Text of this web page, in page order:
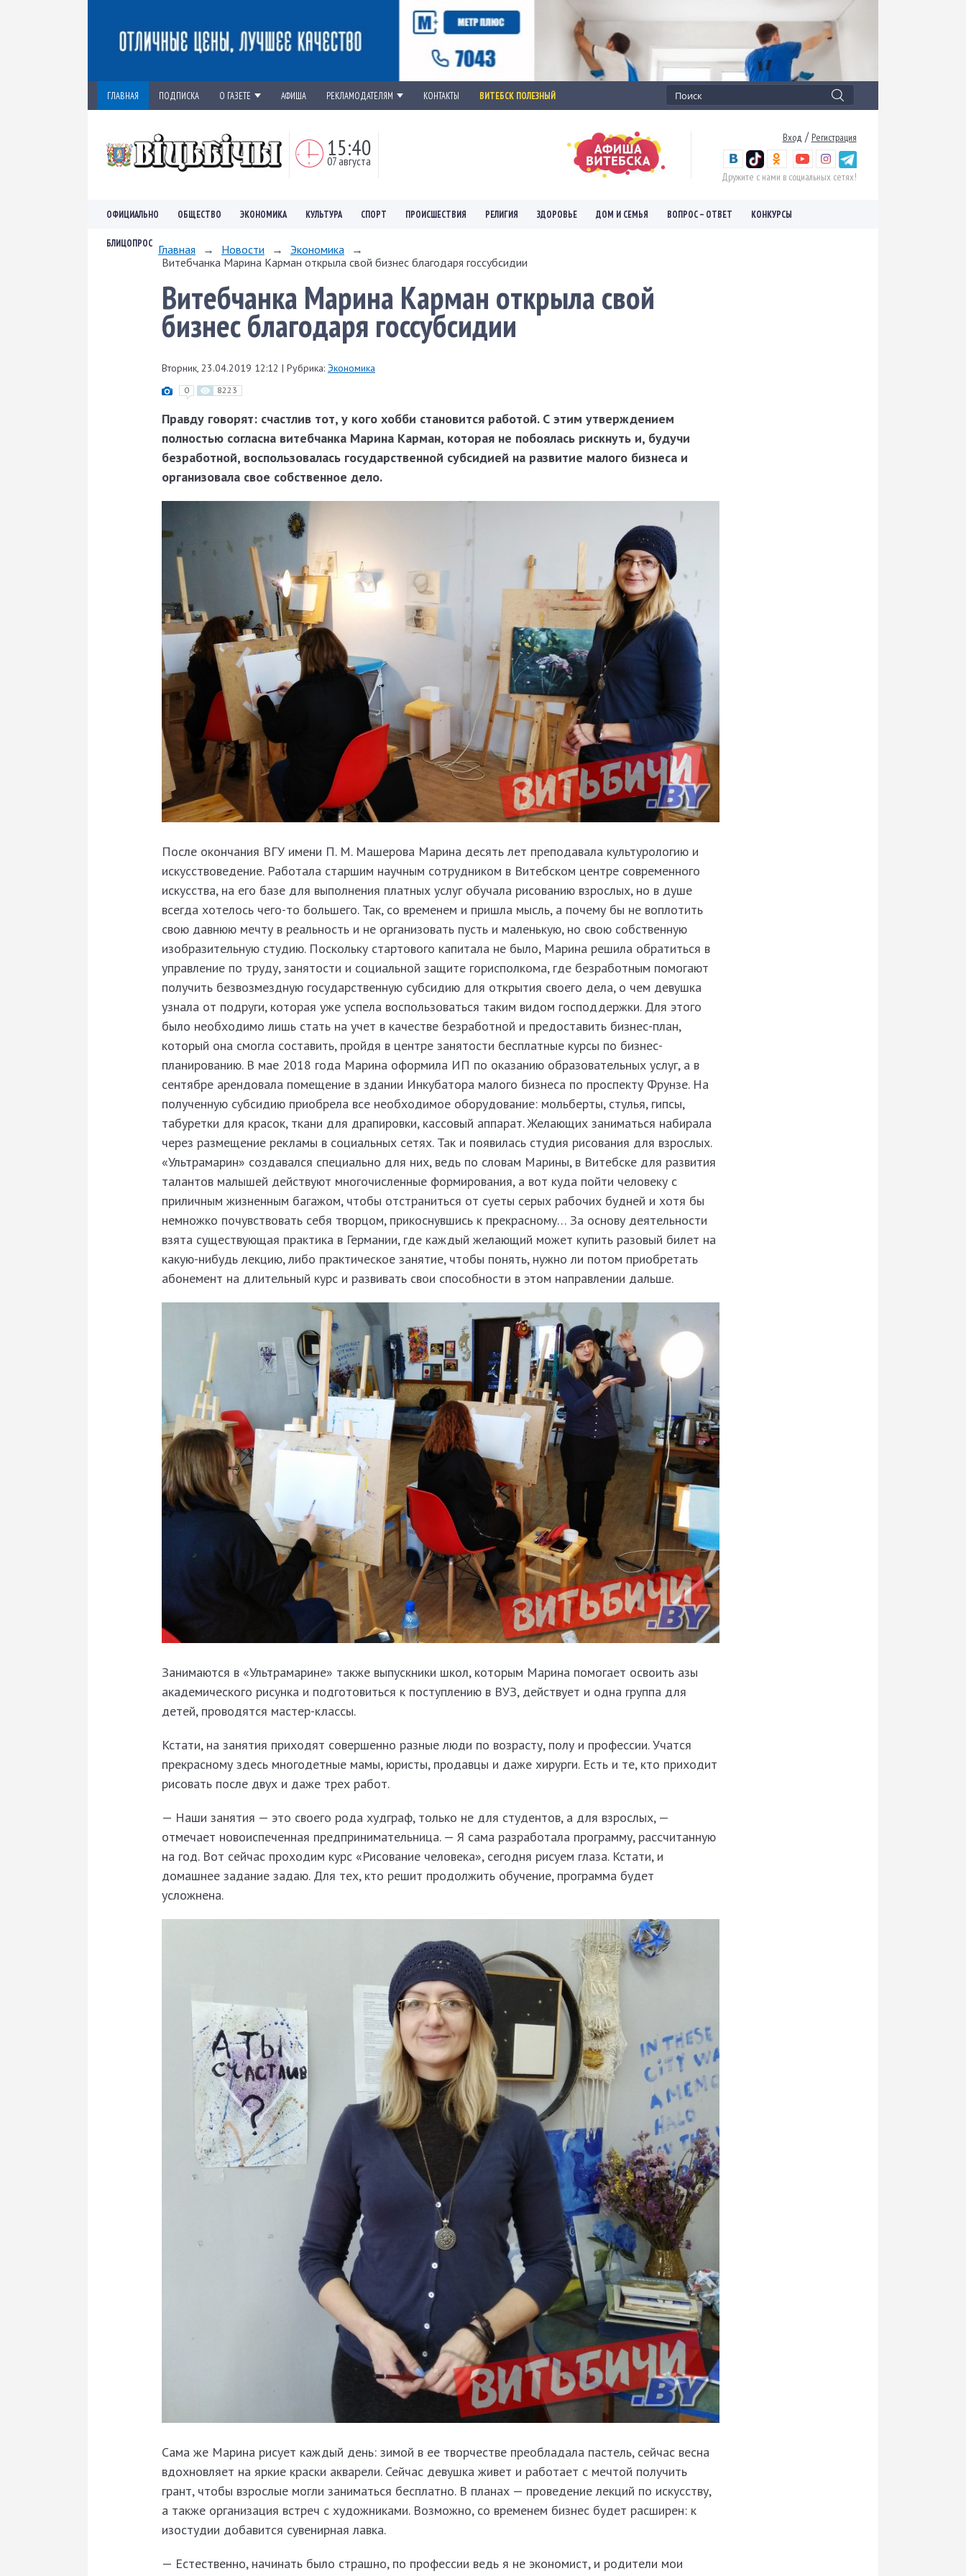
ГЛАВНАЯ ПОДПИСКА О ГАЗЕТЕ АФИША РЕКЛАМОДАТЕЛЯМ КОНТАКТЫ ВИТЕБСК ПОЛЕЗНЫЙ
15:40
07 августа
Вход / Регистрация
Дружите с нами в социальных сетях!
ОФИЦИАЛЬНО ОБЩЕСТВО ЭКОНОМИКА КУЛЬТУРА СПОРТ ПРОИСШЕСТВИЯ РЕЛИГИЯ ЗДОРОВЬЕ ДОМ И СЕМЬЯ ВОПРОС – ОТВЕТ КОНКУРСЫ
БЛИЦОПРОС Главная → Новости → Экономика
→
Витебчанка Марина Карман открыла свой бизнес благодаря госсубсидии
Витебчанка Марина Карман открыла свой
бизнес благодаря госсубсидии
Вторник, 23.04.2019 12:12 | Рубрика: Экономика
0 8223
Правду говорят: счастлив тот, у кого хобби становится работой. С этим утверждением
полностью согласна витебчанка Марина Карман, которая не побоялась рискнуть и, будучи
безработной, воспользовалась государственной субсидией на развитие малого бизнеса и
организовала свое собственное дело.
После окончания ВГУ имени П. М. Машерова Марина десять лет преподавала культурологию и
искусствоведение. Работала старшим научным сотрудником в Витебском центре современного
искусства, на его базе для выполнения платных услуг обучала рисованию взрослых, но в душе
всегда хотелось чего-то большего. Так, со временем и пришла мысль, а почему бы не воплотить
свою давнюю мечту в реальность и не организовать пусть и маленькую, но свою собственную
изобразительную студию. Поскольку стартового капитала не было, Марина решила обратиться в
управление по труду, занятости и социальной защите горисполкома, где безработным помогают
получить безвозмездную государственную субсидию для открытия своего дела, о чем девушка
узнала от подруги, которая уже успела воспользоваться таким видом господдержки. Для этого
было необходимо лишь стать на учет в качестве безработной и предоставить бизнес-план,
который она смогла составить, пройдя в центре занятости бесплатные курсы по бизнес-
планированию. В мае 2018 года Марина оформила ИП по оказанию образовательных услуг, а в
сентябре арендовала помещение в здании Инкубатора малого бизнеса по проспекту Фрунзе. На
полученную субсидию приобрела все необходимое оборудование: мольберты, стулья, гипсы,
табуретки для красок, ткани для драпировки, кассовый аппарат. Желающих заниматься набирала
через размещение рекламы в социальных сетях. Так и появилась студия рисования для взрослых.
«Ультрамарин» создавался специально для них, ведь по словам Марины, в Витебске для развития
талантов малышей действуют многочисленные формирования, а вот куда пойти человеку с
приличным жизненным багажом, чтобы отстраниться от суеты серых рабочих будней и хотя бы
немножко почувствовать себя творцом, прикоснувшись к прекрасному… За основу деятельности
взята существующая практика в Германии, где каждый желающий может купить разовый билет на
какую-нибудь лекцию, либо практическое занятие, чтобы понять, нужно ли потом приобретать
абонемент на длительный курс и развивать свои способности в этом направлении дальше.
Занимаются в «Ультрамарине» также выпускники школ, которым Марина помогает освоить азы
академического рисунка и подготовиться к поступлению в ВУЗ, действует и одна группа для
детей, проводятся мастер-классы.
Кстати, на занятия приходят совершенно разные люди по возрасту, полу и профессии. Учатся
прекрасному здесь многодетные мамы, юристы, продавцы и даже хирурги. Есть и те, кто приходит
рисовать после двух и даже трех работ.
— Наши занятия — это своего рода худграф, только не для студентов, а для взрослых, —
отмечает новоиспеченная предпринимательница. — Я сама разработала программу, рассчитанную
на год. Вот сейчас проходим курс «Рисование человека», сегодня рисуем глаза. Кстати, и
домашнее задание задаю. Для тех, кто решит продолжить обучение, программа будет
усложнена.
Сама же Марина рисует каждый день: зимой в ее творчестве преобладала пастель, сейчас весна
вдохновляет на яркие краски акварели. Сейчас девушка живет и работает с мечтой получить
грант, чтобы взрослые могли заниматься бесплатно. В планах — проведение лекций по искусству,
а также организация встреч с художниками. Возможно, со временем бизнес будет расширен: к
изостудии добавится сувенирная лавка.
— Естественно, начинать было страшно, по профессии ведь я не экономист, и родители мои